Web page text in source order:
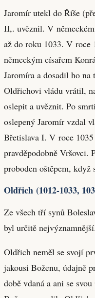
Jaromír utekl do Říše
II,. uvěznil. V
až do roku 1033. V roce
německým císařem
Jaromíra a dosadil ho
Oldřichovi vládu vrátil,
oslepit a uvěznit. Po
oslepený Jaromír vzdal
Břetislava I. V roce
pravděpodobně Vršovci.
proboden oštěpem, když
Oldřich (1012-1033,
Ze všech tří synů
byl určitě nejvýznamnější.
Oldřich neměl se svojí
jakousi Boženu, údajně
době vdaná a ani se